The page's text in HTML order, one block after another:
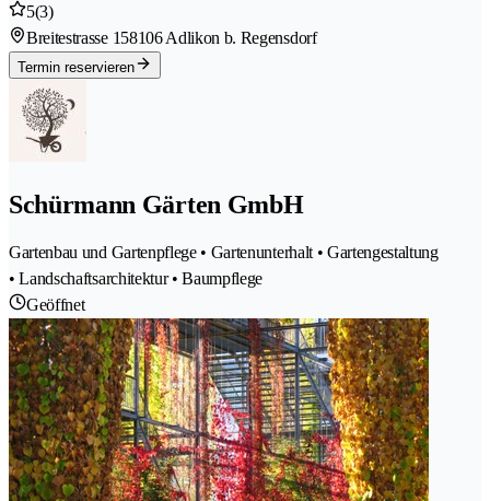
5(3)
Breitestrasse 158106 Adlikon b. Regensdorf
Termin reservieren
Schürmann Gärten GmbH
Gartenbau und Gartenpflege • Gartenunterhalt • Gartengestaltung
• Landschaftsarchitektur • Baumpflege
Geöffnet